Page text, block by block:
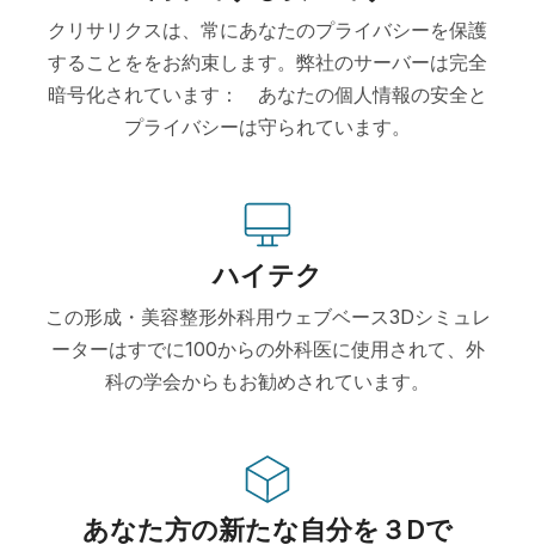
クリサリクスは、常にあなたのプライバシーを保護
することををお約束します。弊社のサーバーは完全
暗号化されています： あなたの個人情報の安全と
プライバシーは守られています。
ハイテク
この形成・美容整形外科用ウェブベース3Dシミュレ
ーターはすでに100からの外科医に使用されて、外
科の学会からもお勧めされています。
あなた方の新たな自分を３Dで